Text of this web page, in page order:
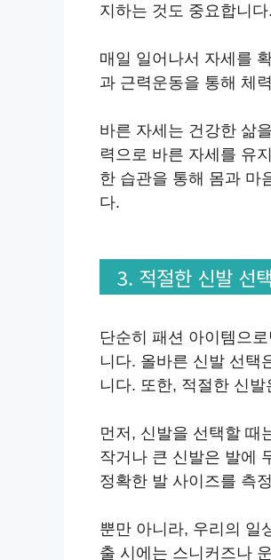
지하는 것도 중요합니다.
매일 일어나서 자세를
과 근력운동을 통해 체
바른 자세는 건강한 삶
력으로 바른 자세를 유
한 습관을 통해 몸과 마
다.
3. 적절한 신발 선택
단순히 패션 아이템으
니다. 올바른 신발 선택
니다. 또한, 적절한 신
먼저, 신발을 선택할 때
작거나 큰 신발은 발에
정확한 발 사이즈를 측
뿐만 아니라, 우리의 일
출 시에는 스니커즈나